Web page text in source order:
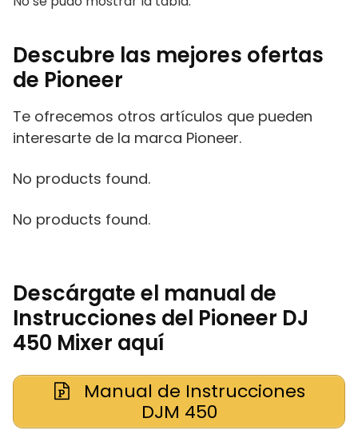
Descubre las mejores ofertas
de Pioneer
Te ofrecemos otros artículos que pueden
interesarte de la marca Pioneer.
No products found.
No products found.
Descárgate el manual de
Instrucciones del Pioneer DJ
450 Mixer aquí
Manual de Instrucciones
DJM 450